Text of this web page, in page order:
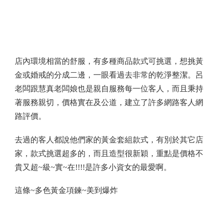
店內環境相當的舒服，有多種商品款式可挑選，想挑黃
金或婚戒的分成二邊，一眼看過去非常的乾淨整潔。呂
老闆跟慧真老闆娘也是親自服務每一位客人，而且秉持
著服務親切，價格實在及公道，建立了許多網路客人網
路評價。
去過的客人都說他們家的黃金套組款式，有別於其它店
家，款式挑選超多的，而且造型很新穎，重點是價格不
貴又超~級~實~在!!!!是許多小資女的最愛啊。
這條~多色黃金項鍊~美到爆炸